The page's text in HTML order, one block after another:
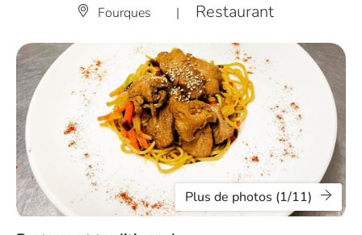
Fourques | Restaurant
Plus de photos (1/11)